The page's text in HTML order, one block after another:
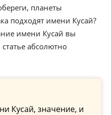
планеты
подходят имени Кусай?
имени Кусай вы
абсолютно
Кусай, значение, и